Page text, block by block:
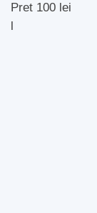
Pret 100 lei
l